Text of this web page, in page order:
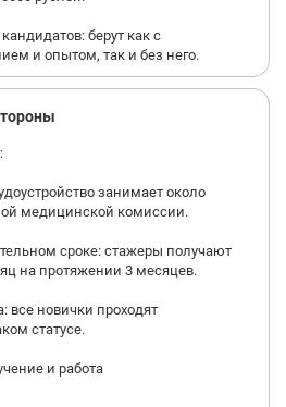
берут как с
и опытом, так и без него.
занимает около
медицинской комиссии.
сроке: стажеры получают
на протяжении 3 месяцев.
все новички проходят
статусе.
и работа